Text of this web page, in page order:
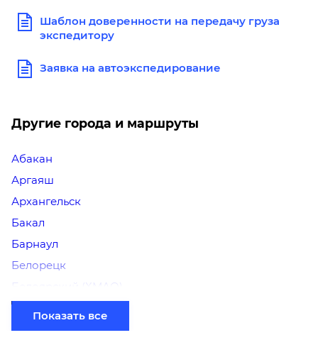
Шаблон доверенности на передачу груза
экспедитору
Заявка на автоэкспедирование
Другие города и маршруты
Абакан
Аргаяш
Архангельск
Бакал
Барнаул
Белорецк
Белоярский (ХМАО)
Березники
Бийск
Показать все